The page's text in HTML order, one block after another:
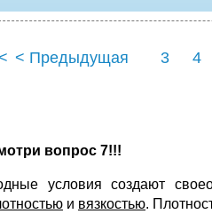
< Предыдущая 3 4
вопрос 7!!!
условия создают
и вязкостью.